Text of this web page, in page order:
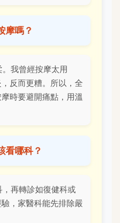
摩嗎？
我曾經按摩太用
反而更糟。所以，全
時要避開痛點，用溫
看哪科？
再轉診如復健科或
，家醫科能先排除嚴